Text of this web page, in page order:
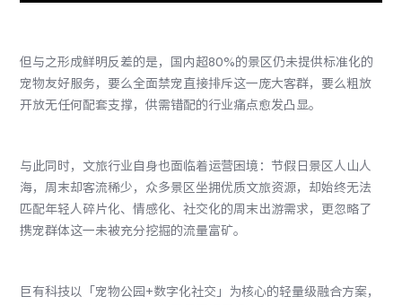
但与之形成鲜明反差的是，国内超80%的景区仍未提供标准化的
宠物友好服务，要么全面禁宠直接排斥这一庞大客群，要么粗放
开放无任何配套支撑，供需错配的行业痛点愈发凸显。
与此同时，文旅行业自身也面临着运营困境：节假日景区人山人
海，周末却客流稀少，众多景区坐拥优质文旅资源，却始终无法
匹配年轻人碎片化、情感化、社交化的周末出游需求，更忽略了
携宠群体这一未被充分挖掘的流量富矿。
巨有科技以「宠物公园+数字化社交」为核心的轻量级融合方案，